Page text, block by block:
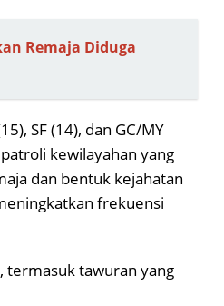
Remaja Diduga
SF (14), dan GC/MY
kewilayahan yang
dan bentuk kejahatan
frekuensi
termasuk tawuran yang